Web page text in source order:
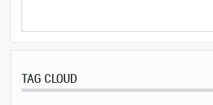
TAG CLOUD